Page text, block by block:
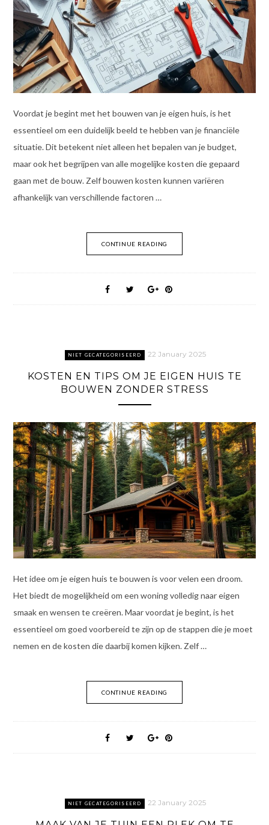
Voordat je begint met het bouwen van je eigen huis, is het
essentieel om een duidelijk beeld te hebben van je financiële
situatie. Dit betekent niet alleen het bepalen van je budget,
maar ook het begrijpen van alle mogelijke kosten die gepaard
gaan met de bouw. Zelf bouwen kosten kunnen variëren
afhankelijk van verschillende factoren …
CONTINUE READING
NIET GECATEGORISEERD 22 January 2025
KOSTEN EN TIPS OM JE EIGEN HUIS TE
BOUWEN ZONDER STRESS
Het idee om je eigen huis te bouwen is voor velen een droom.
Het biedt de mogelijkheid om een woning volledig naar eigen
smaak en wensen te creëren. Maar voordat je begint, is het
essentieel om goed voorbereid te zijn op de stappen die je moet
nemen en de kosten die daarbij komen kijken. Zelf …
CONTINUE READING
NIET GECATEGORISEERD 22 January 2025